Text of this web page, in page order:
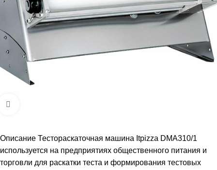
Описание Тестораскаточная машина Itpizza DMA310/1
используется на предприятиях общественного питания и
торговли для раскатки теста и формирования тестовых